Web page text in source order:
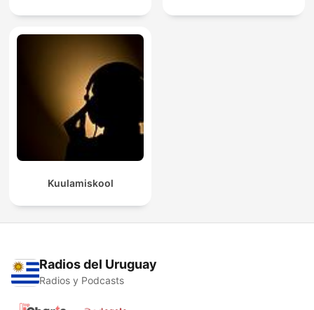
Kuulamiskool
Radios del Uruguay
Radios y Podcasts